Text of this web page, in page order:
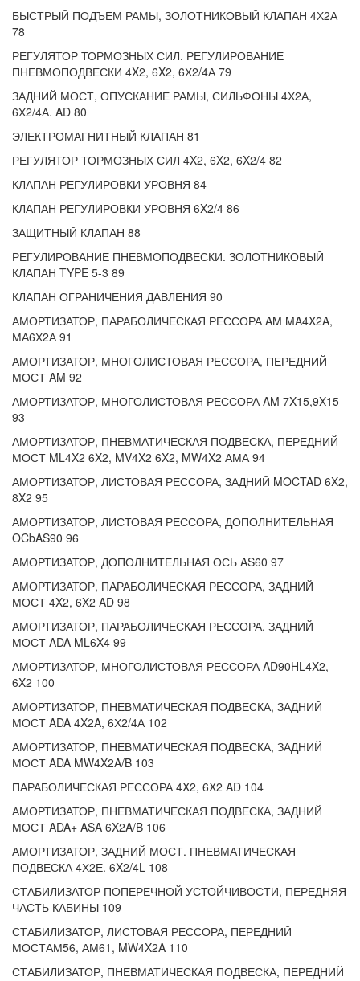
БЫСТРЫЙ ПОДЪЕМ РАМЫ, ЗОЛОТНИКОВЫЙ КЛАПАН 4Х2А
78
РЕГУЛЯТОР ТОРМОЗНЫХ СИЛ. РЕГУЛИРОВАНИЕ
ПНЕВМОПОДВЕСКИ 4X2, 6X2, 6Х2/4А 79
ЗАДНИЙ МОСТ, ОПУСКАНИЕ РАМЫ, СИЛЬФОНЫ 4Х2А,
6Х2/4А. AD 80
ЭЛЕКТРОМАГНИТНЫЙ КЛАПАН 81
РЕГУЛЯТОР ТОРМОЗНЫХ СИЛ 4X2, 6X2, 6X2/4 82
КЛАПАН РЕГУЛИРОВКИ УРОВНЯ 84
КЛАПАН РЕГУЛИРОВКИ УРОВНЯ 6X2/4 86
ЗАЩИТНЫЙ КЛАПАН 88
РЕГУЛИРОВАНИЕ ПНЕВМОПОДВЕСКИ. ЗОЛОТНИКОВЫЙ
КЛАПАН TYPE 5-3 89
КЛАПАН ОГРАНИЧЕНИЯ ДАВЛЕНИЯ 90
АМОРТИЗАТОР, ПАРАБОЛИЧЕСКАЯ РЕССОРА AM MA4X2A,
МА6Х2А 91
АМОРТИЗАТОР, МНОГОЛИСТОВАЯ РЕССОРА, ПЕРЕДНИЙ
МОСТ AM 92
АМОРТИЗАТОР, МНОГОЛИСТОВАЯ РЕССОРА AM 7X15,9X15
93
АМОРТИЗАТОР, ПНЕВМАТИЧЕСКАЯ ПОДВЕСКА, ПЕРЕДНИЙ
МОСТ ML4X2 6X2, MV4X2 6X2, MW4X2 АМА 94
АМОРТИЗАТОР, ЛИСТОВАЯ РЕССОРА, ЗАДНИЙ MOCTAD 6X2,
8X2 95
АМОРТИЗАТОР, ЛИСТОВАЯ РЕССОРА, ДОПОЛНИТЕЛЬНАЯ
OCbAS90 96
АМОРТИЗАТОР, ДОПОЛНИТЕЛЬНАЯ ОСЬ AS60 97
АМОРТИЗАТОР, ПАРАБОЛИЧЕСКАЯ РЕССОРА, ЗАДНИЙ
МОСТ 4X2, 6X2 AD 98
АМОРТИЗАТОР, ПАРАБОЛИЧЕСКАЯ РЕССОРА, ЗАДНИЙ
МОСТ ADA ML6X4 99
АМОРТИЗАТОР, МНОГОЛИСТОВАЯ РЕССОРА AD90HL4X2,
6X2 100
АМОРТИЗАТОР, ПНЕВМАТИЧЕСКАЯ ПОДВЕСКА, ЗАДНИЙ
МОСТ ADA 4X2A, 6Х2/4А 102
АМОРТИЗАТОР, ПНЕВМАТИЧЕСКАЯ ПОДВЕСКА, ЗАДНИЙ
МОСТ ADA MW4X2A/B 103
ПАРАБОЛИЧЕСКАЯ РЕССОРА 4X2, 6X2 AD 104
АМОРТИЗАТОР, ПНЕВМАТИЧЕСКАЯ ПОДВЕСКА, ЗАДНИЙ
МОСТ ADA+ ASA 6X2A/B 106
АМОРТИЗАТОР, ЗАДНИЙ МОСТ. ПНЕВМАТИЧЕСКАЯ
ПОДВЕСКА 4Х2Е. 6X2/4L 108
СТАБИЛИЗАТОР ПОПЕРЕЧНОЙ УСТОЙЧИВОСТИ, ПЕРЕДНЯЯ
ЧАСТЬ КАБИНЫ 109
СТАБИЛИЗАТОР, ЛИСТОВАЯ РЕССОРА, ПЕРЕДНИЙ
МОСТАМ56, АМ61, MW4X2A 110
СТАБИЛИЗАТОР, ПНЕВМАТИЧЕСКАЯ ПОДВЕСКА, ПЕРЕДНИЙ